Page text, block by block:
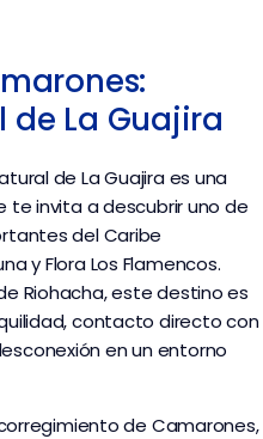
La Guajira
de La Guajira es una
te invita a descubrir uno de
del Caribe
y Flora Los Flamencos.
Riohacha, este destino es
contacto directo con
en un entorno
de Camarones,